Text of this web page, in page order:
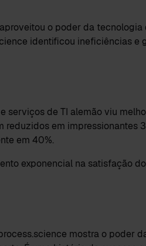
o poder da tecnologia
identificou ineficiências e
serviços de TI alemão viu
em impressionantes
em 40%.
exponencial na satisfação
mostra o poder